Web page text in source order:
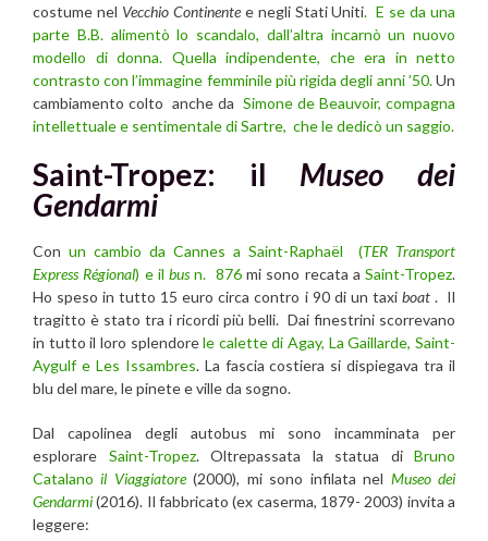
costume nel Vecchio Continentee negli Stati Uniti. E se da una
parte B.B. alimentò lo scandalo, dall’altra incarnò un nuovo
modello di donna. Quella indipendente, che era in netto
contrasto con l’immagine femminile più rigida degli anni ’50.Un
cambiamento colto anche da Simone de Beauvoir, compagna
intellettuale e sentimentale di Sartre, che le dedicò un saggio.
Saint-Tropez: il Museo dei
Gendarmi
Con un cambio da Cannes a Saint-Raphaël (TER Transport
Express Régional) e il busn. 876mi sono recata a Saint-Tropez.
Ho speso in tutto 15 euro circa contro i 90 di un taxiboat. Il
tragitto è stato tra i ricordi più belli. Dai finestrini scorrevano
in tutto il loro splendorele calette di Agay, La Gaillarde, Saint-
Aygulf e Les Issambres. La fascia costiera si dispiegava tra il
blu del mare, le pinete e ville da sogno.
Dal capolinea degli autobus mi sono incamminata per
esplorare Saint-Tropez. Oltrepassata la statua di Bruno
Catalanoil Viaggiatore(2000), mi sono infilata nel Museo dei
Gendarmi(2016). Il fabbricato (ex caserma, 1879- 2003) invita a
leggere: